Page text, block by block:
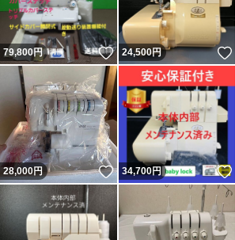
79,800円 いいね！
24,500円
28,000円 いいね！
34,700円